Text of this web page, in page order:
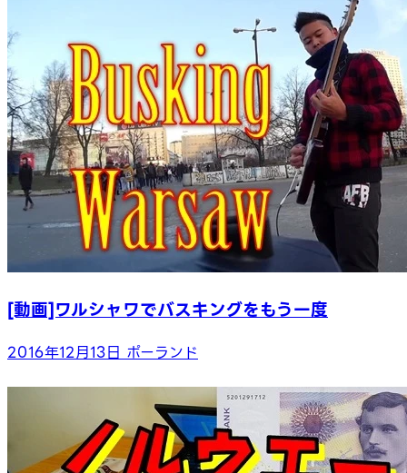
[動画]ワルシャワでバスキングをもう一度
2016年12月13日 ポーランド